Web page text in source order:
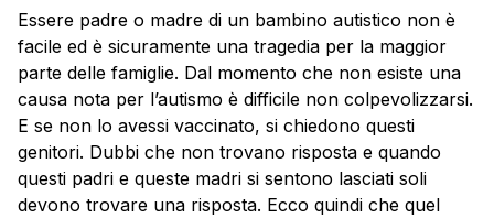
Essere padre o madre di un bambino autistico non è
facile ed è sicuramente una tragedia per la maggior
parte delle famiglie. Dal momento che non esiste una
causa nota per l’autismo è difficile non colpevolizzarsi.
E se non lo avessi vaccinato, si chiedono questi
genitori. Dubbi che non trovano risposta e quando
questi padri e queste madri si sentono lasciati soli
devono trovare una risposta. Ecco quindi che quel